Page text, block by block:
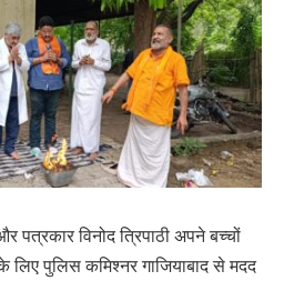
पत्रकार विनोद त्रिपाठी अपने बच्चों
लिए पुलिस कमिश्नर गाजियाबाद से मदद